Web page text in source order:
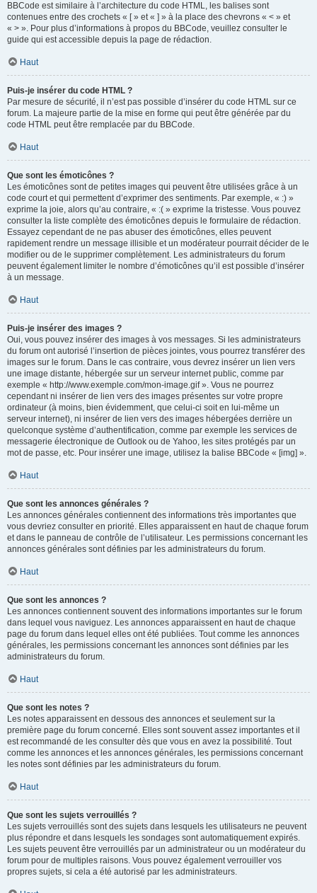
BBCode est similaire à l’architecture du code HTML, les balises sont
contenues entre des crochets « [ » et « ] » à la place des chevrons « < » et
« > ». Pour plus d’informations à propos du BBCode, veuillez consulter le
guide qui est accessible depuis la page de rédaction.
Haut
Puis-je insérer du code HTML ?
Par mesure de sécurité, il n’est pas possible d’insérer du code HTML sur ce
forum. La majeure partie de la mise en forme qui peut être générée par du
code HTML peut être remplacée par du BBCode.
Haut
Que sont les émoticônes ?
Les émoticônes sont de petites images qui peuvent être utilisées grâce à un
code court et qui permettent d’exprimer des sentiments. Par exemple, « :) »
exprime la joie, alors qu’au contraire, « :( » exprime la tristesse. Vous pouvez
consulter la liste complète des émoticônes depuis le formulaire de rédaction.
Essayez cependant de ne pas abuser des émoticônes, elles peuvent
rapidement rendre un message illisible et un modérateur pourrait décider de le
modifier ou de le supprimer complètement. Les administrateurs du forum
peuvent également limiter le nombre d’émoticônes qu’il est possible d’insérer
à un message.
Haut
Puis-je insérer des images ?
Oui, vous pouvez insérer des images à vos messages. Si les administrateurs
du forum ont autorisé l’insertion de pièces jointes, vous pourrez transférer des
images sur le forum. Dans le cas contraire, vous devrez insérer un lien vers
une image distante, hébergée sur un serveur internet public, comme par
exemple « http://www.exemple.com/mon-image.gif ». Vous ne pourrez
cependant ni insérer de lien vers des images présentes sur votre propre
ordinateur (à moins, bien évidemment, que celui-ci soit en lui-même un
serveur internet), ni insérer de lien vers des images hébergées derrière un
quelconque système d’authentification, comme par exemple les services de
messagerie électronique de Outlook ou de Yahoo, les sites protégés par un
mot de passe, etc. Pour insérer une image, utilisez la balise BBCode « [img] ».
Haut
Que sont les annonces générales ?
Les annonces générales contiennent des informations très importantes que
vous devriez consulter en priorité. Elles apparaissent en haut de chaque forum
et dans le panneau de contrôle de l’utilisateur. Les permissions concernant les
annonces générales sont définies par les administrateurs du forum.
Haut
Que sont les annonces ?
Les annonces contiennent souvent des informations importantes sur le forum
dans lequel vous naviguez. Les annonces apparaissent en haut de chaque
page du forum dans lequel elles ont été publiées. Tout comme les annonces
générales, les permissions concernant les annonces sont définies par les
administrateurs du forum.
Haut
Que sont les notes ?
Les notes apparaissent en dessous des annonces et seulement sur la
première page du forum concerné. Elles sont souvent assez importantes et il
est recommandé de les consulter dès que vous en avez la possibilité. Tout
comme les annonces et les annonces générales, les permissions concernant
les notes sont définies par les administrateurs du forum.
Haut
Que sont les sujets verrouillés ?
Les sujets verrouillés sont des sujets dans lesquels les utilisateurs ne peuvent
plus répondre et dans lesquels les sondages sont automatiquement expirés.
Les sujets peuvent être verrouillés par un administrateur ou un modérateur du
forum pour de multiples raisons. Vous pouvez également verrouiller vos
propres sujets, si cela a été autorisé par les administrateurs.